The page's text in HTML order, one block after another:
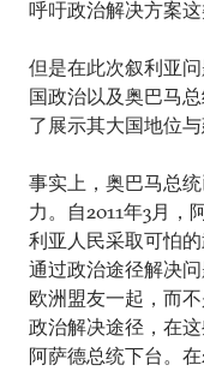
呼吁政治解决方案这
但是在此次叙利亚
国政治以及奥巴马
了展示其大国地位
事实上，奥巴马总
力。自2011年3月，
利亚人民采取可怕
通过政治途径解决
欧洲盟友一起，而
政治解决途径，在
阿萨德总统下台。